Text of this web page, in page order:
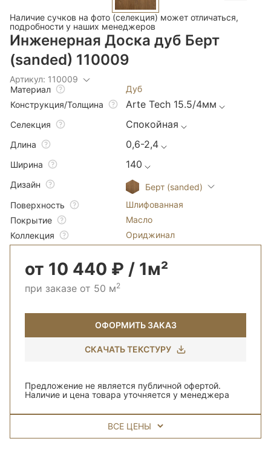
Наличие сучков на фото (селекция) может отличаться,
подробности у наших менеджеров
Инженерная Доска дуб Берт
(sanded) 110009
Артикул: 110009
Материал
Дуб
Конструкция/Толщина
Arte Tech 15.5/4мм
Селекция Спокойная
Длина 0,6-2,4
Ширина 140
Дизайн
Берт (sanded)
Поверхность
Шлифованная
Покрытие
Масло
Коллекция
Ориджинал
от 10 440 ₽ / 1м²
при заказе от 50 м2
ОФОРМИТЬ ЗАКАЗ
СКАЧАТЬ ТЕКСТУРУ
Предложение не является публичной офертой.
Наличие и цена товара уточняется у менеджера
ВСЕ ЦЕНЫ